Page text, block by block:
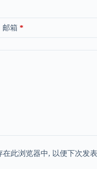
邮箱 *
此浏览器中, 以便下次发表